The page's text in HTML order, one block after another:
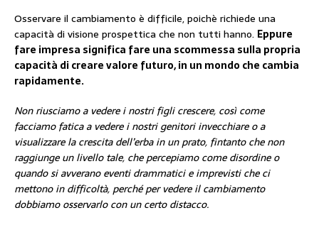
Osservare il cambiamento è difficile, poichè richiede una
capacità di visione prospettica che non tutti hanno. Eppure
fare impresa significa fare una scommessa sulla propria
capacità di creare valore futuro, in un mondo che cambia
rapidamente.
Non riusciamo a vedere i nostri figli crescere, così come
facciamo fatica a vedere i nostri genitori invecchiare o a
visualizzare la crescita dell’erba in un prato, fintanto che non
raggiunge un livello tale, che percepiamo come disordine o
quando si avverano eventi drammatici e imprevisti che ci
mettono in difficoltà, perché per vedere il cambiamento
dobbiamo osservarlo con un certo distacco.